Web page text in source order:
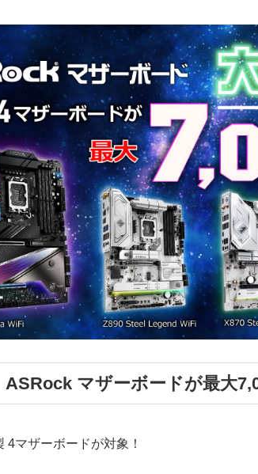
ASRock マザーボードが最大
4マザーボードが対象！